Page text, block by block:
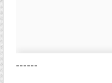
------